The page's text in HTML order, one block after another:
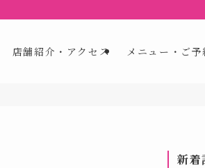
店舗紹介・アクセス メニュー・ご予
新着